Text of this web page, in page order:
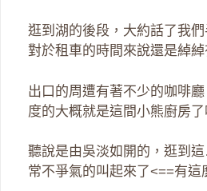
逛到湖的後段，大約話了我們
對於租車的時間來說還是綽
出口的周遭有著不少的咖啡
度的大概就是這間小熊廚房了
聽說是由吳淡如開的，逛到
常不爭氣的叫起來了<==有這